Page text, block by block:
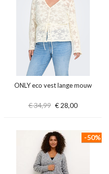
ONLY eco vest lange mouw
€ 34,99 € 28,00
-50%